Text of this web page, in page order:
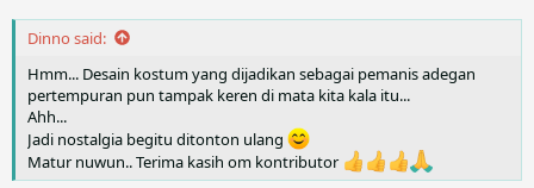
Dinno said:
Hmm... Desain kostum yang dijadikan sebagai pemanis adegan
pertempuran pun tampak keren di mata kita kala itu...
Ahh...
Jadi nostalgia begitu ditonton ulang
Matur nuwun.. Terima kasih om kontributor